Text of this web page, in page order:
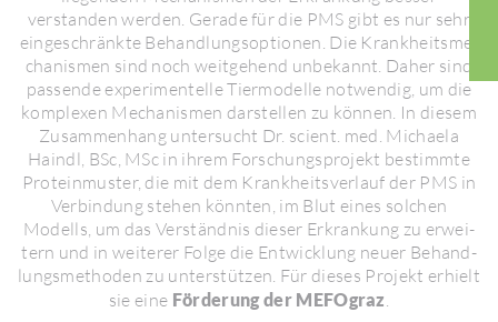
verstanden werden. Gerade für die PMS gibt es nur sehr
einge­schränkte Behand­lungs­op­tionen. Die Krank­heits­me­
cha­nismen sind noch weit­ge­hend unbe­kannt. Daher sind
passende expe­ri­men­telle Tier­mo­delle notwendig, um die
komplexen Mecha­nismen darstellen zu können. In diesem
Zusam­men­hang unter­sucht Dr. scient. med. Michaela
Haindl, BSc, MSc in ihrem Forschungs­pro­jekt bestimmte
Prote­in­muster, die mit dem Krank­heits­ver­lauf der PMS in
Verbin­dung stehen könnten, im Blut eines solchen
Modells, um das Verständnis dieser Erkran­kung zu erwei­
tern und in weiterer Folge die Entwick­lung neuer Behand­
lungs­me­thoden zu unter­stützen. Für dieses Projekt erhielt
sie eine Förderung der MEFOgraz